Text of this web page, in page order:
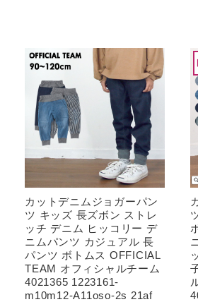
カットデニムジョガーパン
ツ キッズ 長ズボン ストレ
ッチ デニム ヒッコリー デ
ニムパンツ カジュアル 長
パンツ ボトムス OFFICIAL
TEAM オフィシャルチーム
4021365 1223161-
m10m12-A11oso-2s 21af